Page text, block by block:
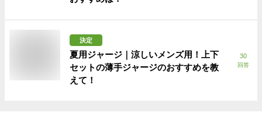
決定
夏用ジャージ｜涼しいメンズ用！上下
セットの薄手ジャージのおすすめを教
えて！
30
回答